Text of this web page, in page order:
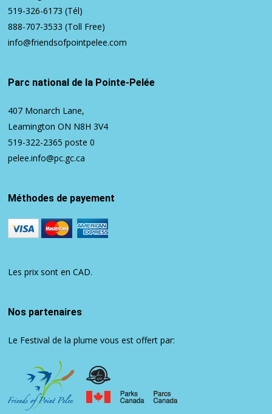
519-326-6173 (Tél)
888-707-3533 (Toll Free)
info@friendsofpointpelee.com
Parc national de la Pointe-Pelée
407 Monarch Lane,
Leamington ON N8H 3V4
519-322-2365 poste 0
pelee.info@pc.gc.ca
Méthodes de payement
Les prix sont en CAD.
Nos partenaires
Le Festival de la plume vous est offert par: